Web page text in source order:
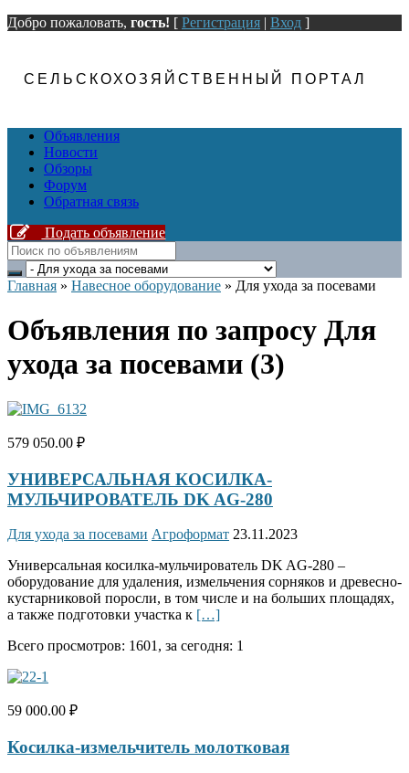
Добро пожаловать, гость! [ Регистрация | Вход ]
СЕЛЬСКОХОЗЯЙСТВЕННЫЙ ПОРТАЛ
Объявления
Новости
Обзоры
Форум
Обратная связь
Подать объявление
Главная » Навесное оборудование » Для ухода за посевами
Объявления по запросу Для
ухода за посевами (3)
579 050.00 ₽
УНИВЕРСАЛЬНАЯ КОСИЛКА-
МУЛЬЧИРОВАТЕЛЬ DK AG-280
Для ухода за посевами Агроформат 23.11.2023
Универсальная косилка-мульчирователь DK AG-280 –
оборудование для удаления, измельчения сорняков и древесно-
кустарниковой поросли, в том числе и на больших площадях,
а также подготовки участка к […]
Всего просмотров: 1601, за сегодня: 1
59 000.00 ₽
Косилка-измельчитель молотковая